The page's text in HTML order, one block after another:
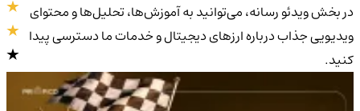
4.9/5
در بخش ویدئو رسانه، می‌توانید به آموزش‌ها، تحلیل‌ها و محتوای
ویدیویی جذاب درباره ارزهای دیجیتال و خدمات ما دسترسی پیدا
کنید.